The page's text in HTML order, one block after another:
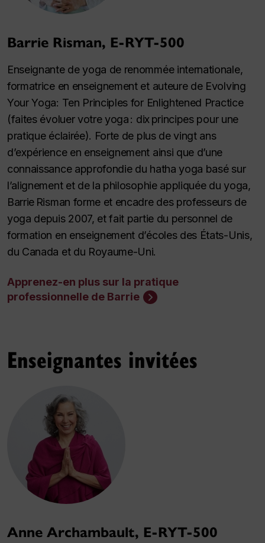
Barrie Risman, E-RYT-500
Enseignante de yoga de renommée internationale,
formatrice en enseignement et auteure de Evolving
Your Yoga: Ten Principles for Enlightened Practice
(faites évoluer votre yoga : dix principes pour une
pratique éclairée). Forte de plus de vingt ans
d’expérience en enseignement ainsi que d’une
connaissance approfondie du hatha yoga basé sur
l’alignement et de la philosophie appliquée du yoga,
Barrie Risman forme et encadre des professeurs de
yoga depuis 2007, et fait partie du personnel de
formation en enseignement d’écoles des États-Unis,
du Canada et du Royaume-Uni.
Apprenez-en plus sur la pratique
professionnelle de Barrie
Enseignantes invitées
Anne Archambault, E-RYT-500